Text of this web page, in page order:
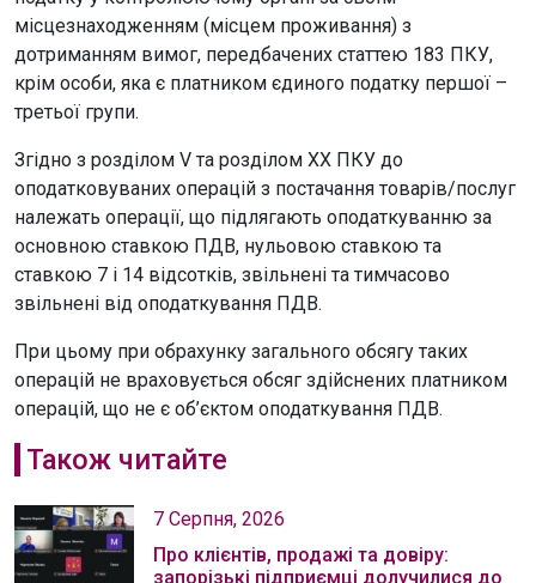
місцезнаходженням (місцем проживання) з
дотриманням вимог, передбачених статтею 183 ПКУ,
крім особи, яка є платником єдиного податку першої –
третьої групи.
Згідно з розділом V та розділом ХХ ПКУ до
оподатковуваних операцій з постачання товарів/послуг
належать операції, що підлягають оподаткуванню за
основною ставкою ПДВ, нульовою ставкою та
ставкою 7 і 14 відсотків, звільнені та тимчасово
звільнені від оподаткування ПДВ.
При цьому при обрахунку загального обсягу таких
операцій не враховується обсяг здійснених платником
операцій, що не є об’єктом оподаткування ПДВ.
Також читайте
7 Серпня, 2026
Про клієнтів, продажі та довіру:
запорізькі підприємці долучилися до